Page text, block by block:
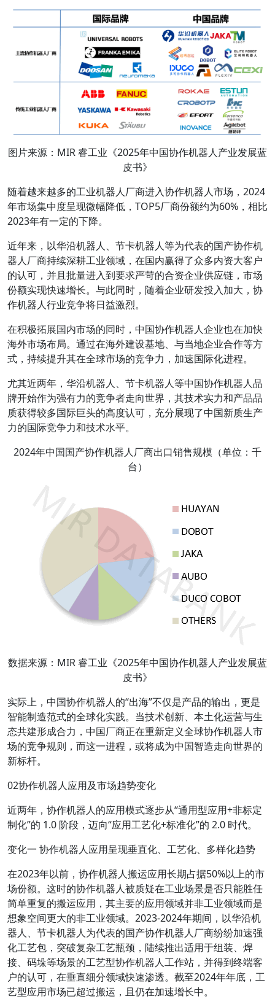
图片来源：MIR 睿工业《2025年中国协作机器人产业发展蓝
皮书》
随着越来越多的工业机器人厂商进入协作机器人市场，2024
年市场集中度呈现微幅降低，TOP5厂商份额约为60%，相比
2023年有一定的下降。
近年来，以华沿机器人、节卡机器人等为代表的国产协作机
器人厂商持续深耕工业领域，在国内赢得了众多内资大客户
的认可，并且批量进入到要求严苛的合资企业供应链，市场
份额实现快速增长。与此同时，随着企业研发投入加大，协
作机器人行业竞争将日益激烈。
在积极拓展国内市场的同时，中国协作机器人企业也在加快
海外市场布局。通过在海外建设基地、与当地企业合作等方
式，持续提升其在全球市场的竞争力，加速国际化进程。
尤其近两年，华沿机器人、节卡机器人等中国协作机器人品
牌开始作为强有力的竞争者走向世界，其技术实力和产品品
质获得较多国际巨头的高度认可，充分展现了中国新质生产
力的国际竞争力和技术水平。
2024年中国国产协作机器人厂商出口销售规模（单位：千
台）
数据来源：MIR 睿工业《2025年中国协作机器人产业发展蓝
皮书》
实际上，中国协作机器人的“出海”不仅是产品的输出，更是
智能制造范式的全球化实践。当技术创新、本土化运营与生
态共建形成合力，中国厂商正在重新定义全球协作机器人市
场的竞争规则，而这一进程，或将成为中国智造走向世界的
新标杆。
02协作机器人应用及市场趋势变化
近两年，协作机器人的应用模式逐步从“通用型应用+非标定
制化”的 1.0 阶段，迈向“应用工艺化+标准化”的 2.0 时代。
变化一 协作机器人应用呈现垂直化、工艺化、多样化趋势
在2023年以前，协作机器人搬运应用长期占据50%以上的市
场份额。这时的协作机器人被质疑在工业场景是否只能胜任
简单重复的搬运应用，其主要的应用领域并非工业领域而是
想象空间更大的非工业领域。2023-2024年期间，以华沿机
器人、节卡机器人为代表的国产协作机器人厂商纷纷加速强
化工艺包，突破复杂工艺瓶颈，陆续推出适用于组装、焊
接、码垛等场景的工艺型协作机器人工作站，并得到终端客
户的认可，在垂直细分领域快速渗透。截至2024年年底，工
艺型应用市场已超过搬运，且仍在加速增长中。